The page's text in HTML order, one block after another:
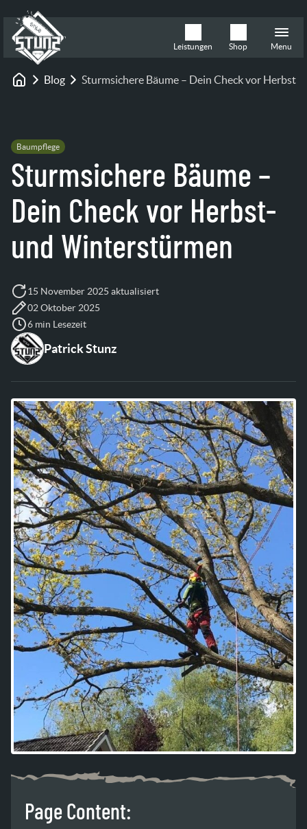
Leistungen Shop Menu
Startseite
Blog Sturmsichere Bäume – Dein Check vor
Baumpflege
Sturmsichere Bäume –
Dein Check vor Herbst-
und Winterstürmen
15 November 2025 aktualisiert
02 Oktober 2025
6 min Lesezeit
Patrick Stunz
Page Content: